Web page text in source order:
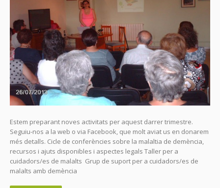
Estem preparant noves activitats per aquest darrer trimestre.
Seguiu-nos a la web o via Facebook, que molt aviat us en donarem
més detalls. Cicle de conferències sobre la malaltia de demència,
recursos i ajuts disponibles i aspectes legals Taller per a
cuidadors/es de malalts Grup de suport per a cuidadors/es de
malalts amb demència